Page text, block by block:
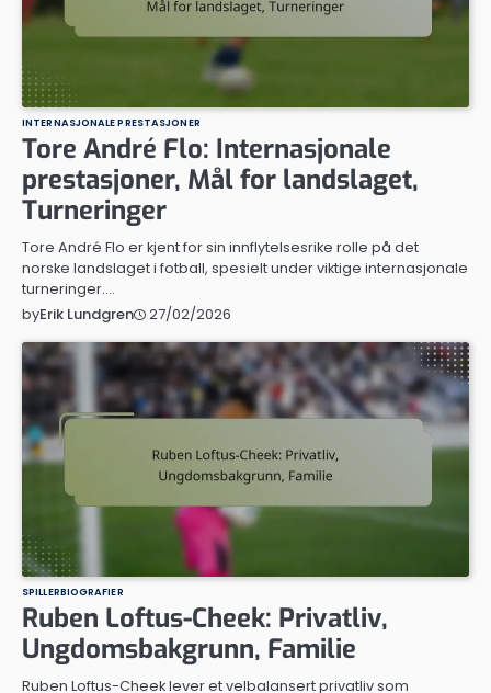
INTERNASJONALE PRESTASJONER
Tore André Flo: Internasjonale
prestasjoner, Mål for landslaget,
Turneringer
Tore André Flo er kjent for sin innflytelsesrike rolle på det
norske landslaget i fotball, spesielt under viktige internasjonale
turneringer.…
byErik Lundgren 27/02/2026
SPILLERBIOGRAFIER
Ruben Loftus-Cheek: Privatliv,
Ungdomsbakgrunn, Familie
Ruben Loftus-Cheek lever et velbalansert privatliv som